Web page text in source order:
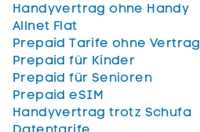
Handyvertrag ohne Handy
Allnet Flat
Prepaid Tarife ohne Vertrag
Prepaid für Kinder
Prepaid für Senioren
Prepaid eSIM
Handyvertrag trotz Schufa